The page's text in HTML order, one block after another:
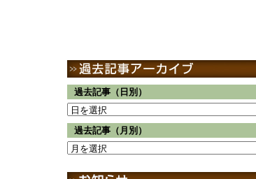
過去記事（日別）
過去記事（月別）